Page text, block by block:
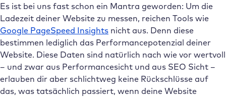
Es ist bei uns fast schon ein Mantra geworden: Um die
Ladezeit deiner Website zu messen, reichen Tools wie
Google PageSpeed Insights nicht aus. Denn diese
bestimmen lediglich das Performancepotenzial deiner
Website. Diese Daten sind natürlich nach wie vor wertvoll
– und zwar aus Performancesicht und aus SEO Sicht –
erlauben dir aber schlichtweg keine Rückschlüsse auf
das, was tatsächlich passiert, wenn deine Website